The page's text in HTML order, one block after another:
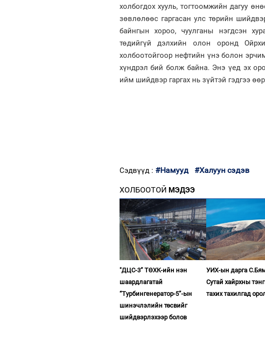
холбогдох хууль, тогтоомжийн дагуу
зөвлөлөөс гаргасан улс төрийн
байнгын хороо, чуулганы нэгдсэн
төдийгүй дэлхийн олон оронд
холбоотойгоор нефтийн үнэ болон
хүндрэл бий болж байна. Энэ үед эх
ийм шийдвэр гаргах нь зүйтэй гэдгээ
Сэдвүүд : #Намууд #Халуун сэдэв
ХОЛБООТОЙ МЭДЭЭ
"ДЦС-3” ТӨХК-ийн нэн
шаардлагатай
“Турбингенератор-5”-ын
шинэчлэлийн төсвийг
шийдвэрлэхээр болов
УИХ-ын дарга
Сутай хайрхны
тахих тахилгад